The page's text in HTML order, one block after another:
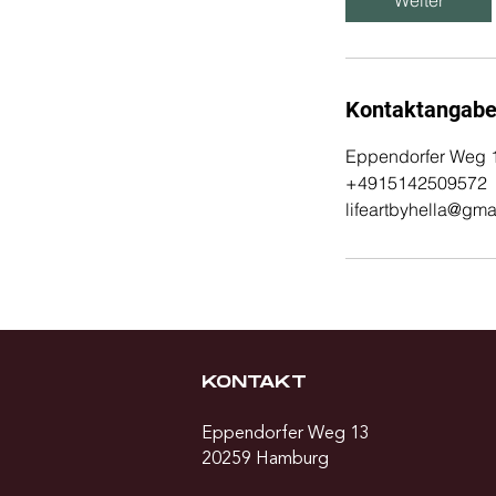
Eppendorfer Weg
+4915142509572
Eppendorfer Weg 13
20259 Hamburg
KONTAKT